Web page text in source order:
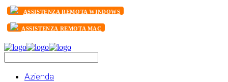
ASSISTENZA REMOTA WINDOWS
ASSISTENZA REMOTA MAC
Azienda